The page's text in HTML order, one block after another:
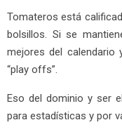
Tomateros está
bolsillos. Si se
mejores del calendario
“play offs”.
Eso del dominio y ser
para estadísticas y por